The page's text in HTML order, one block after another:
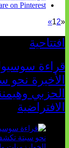
on Pinterest
«
12
»
افتتاحية
قراءة
الأخيرة
الحزبي
الافتراضية